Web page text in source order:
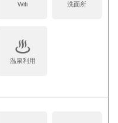
Wifi 洗面所
温泉利用